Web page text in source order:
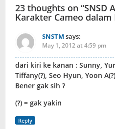
23 thoughts on “SNSD
Karakter Cameo dalam
SNSTMsays:
May 1, 2012 at 4:59 pm
dari kiri ke kanan : Sunny,
Tiffany(?), Seo Hyun, Yoon
Bener gak sih ?
(?) = gak yakin
Reply